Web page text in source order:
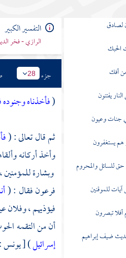
لصادق
الحبك
أفك
يفتنون
في جنات وعيون
هم يستغفرون
حق للسائل والمحروم
للموقنين
أفلا تبصرون
ضيف إبراهيم
التفسير الكبير
الرازي - فخر
جزء 28
(فأخذناه وجنوده
ثم قال تعالى : (
وأخذ أركانه
وبشارة للمؤمنين
فرعون فقال : (
فيؤذيهم ، وفلان
أن من التقمه
إسرائيل) [ يونس : 90 ] .